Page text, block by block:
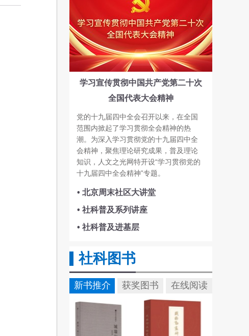
学习宣传贯彻中国共产党第二十次
全国代表大会精神
党的十九届四中全会召开以来，在全国
范围内掀起了学习贯彻全会精神的热
潮。为深入学习贯彻党的十九届四中全
会精神，聚焦理论研究成果，普及理论
知识，人文之光网特开设“学习贯彻党的
十九届四中全会精神”专题。
• 北京周末社区大讲堂
• 社科普及系列讲座
• 社科普及进基层
社科图书
新书推介 获奖图书 在线阅读